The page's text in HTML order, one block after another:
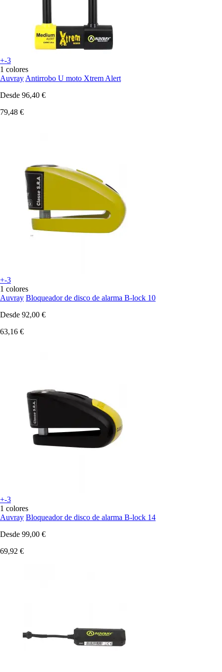
+-3
1 colores
Auvray Antirrobo U moto Xtrem Alert
Desde 96,40 €
79,48 €
+-3
1 colores
Auvray Bloqueador de disco de alarma B-lock 10
Desde 92,00 €
63,16 €
+-3
1 colores
Auvray Bloqueador de disco de alarma B-lock 14
Desde 99,00 €
69,92 €